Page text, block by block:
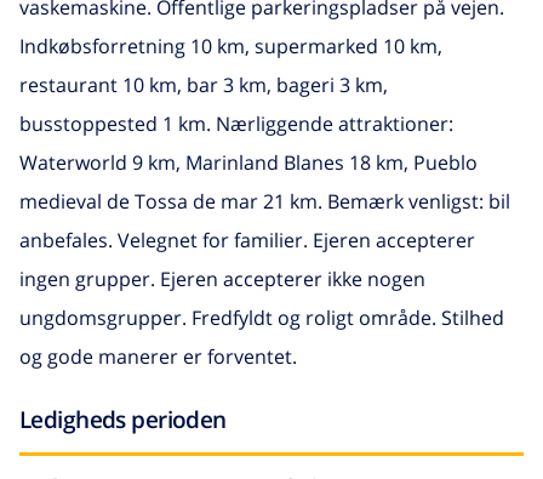
vaskemaskine. Offentlige parkeringspladser på vejen.
Indkøbsforretning 10 km, supermarked 10 km,
restaurant 10 km, bar 3 km, bageri 3 km,
busstoppested 1 km. Nærliggende attraktioner:
Waterworld 9 km, Marinland Blanes 18 km, Pueblo
medieval de Tossa de mar 21 km. Bemærk venligst: bil
anbefales. Velegnet for familier. Ejeren accepterer
ingen grupper. Ejeren accepterer ikke nogen
ungdomsgrupper. Fredfyldt og roligt område. Stilhed
og gode manerer er forventet.
Ledigheds perioden